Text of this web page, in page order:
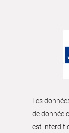
Les
de donnée
est interdit